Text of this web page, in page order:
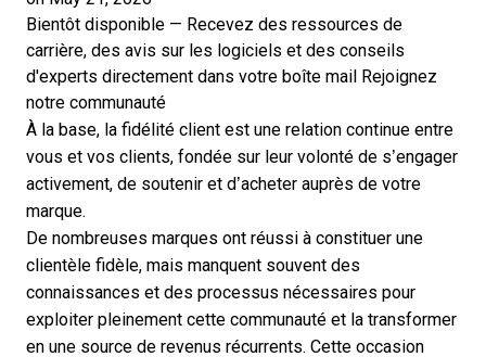
Bientôt disponible — Recevez des ressources de
carrière, des avis sur les logiciels et des conseils
d'experts directement dans votre boîte mail
Rejoignez
notre communauté
À la base, la fidélité client est une relation continue entre
vous et vos clients, fondée sur leur volonté de s’engager
activement, de soutenir et d’acheter auprès de votre
marque.
De nombreuses marques ont réussi à constituer une
clientèle fidèle, mais manquent souvent des
connaissances et des processus nécessaires pour
exploiter pleinement cette communauté et la transformer
en une source de revenus récurrents. Cette occasion